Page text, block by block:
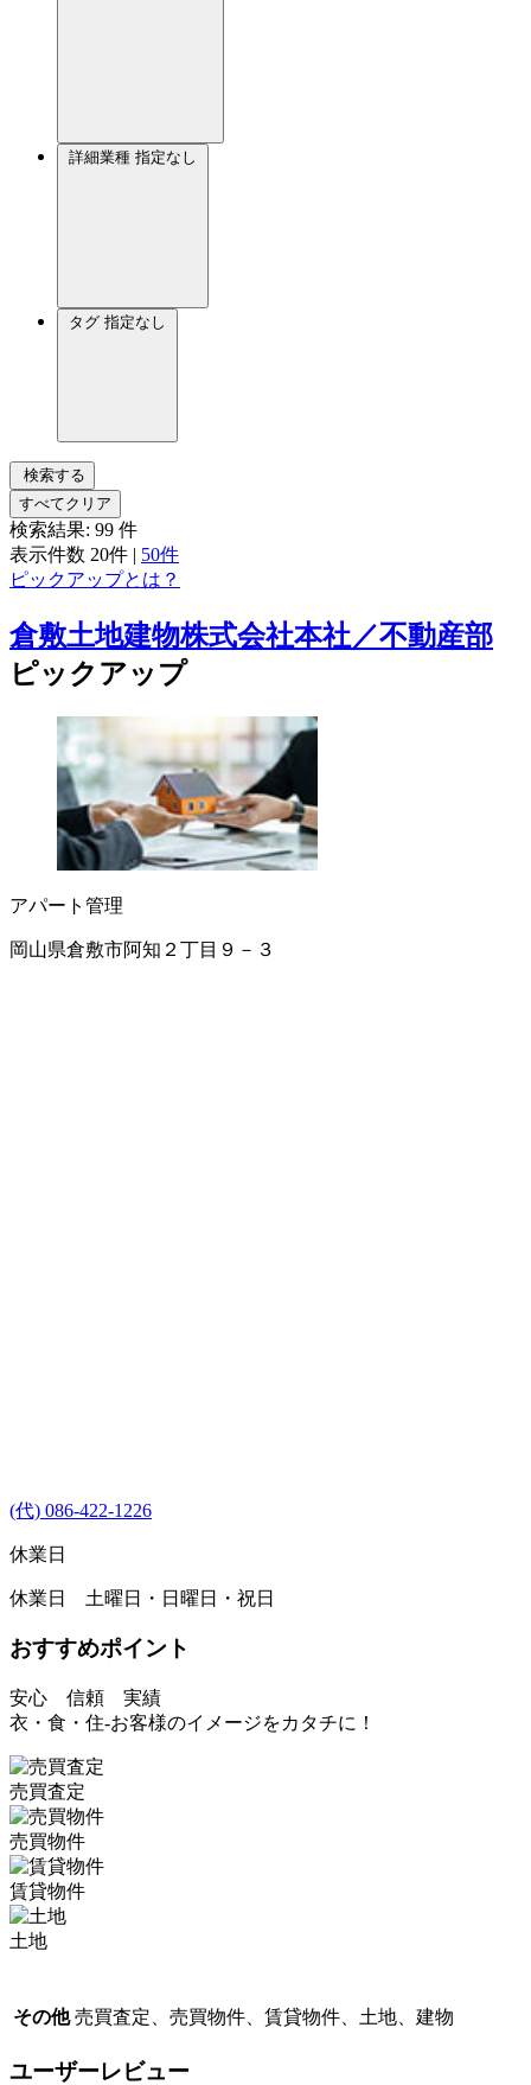
詳細業種 指定なし
タグ 指定なし
検索する
すべてクリア
検索結果: 99 件
表示件数 20件 | 50件
ピックアップとは？
倉敷土地建物株式会社本社／不動産部
ピックアップ
アパート管理
岡山県倉敷市阿知２丁目９－３
(代) 086-422-1226
休業日
休業日 土曜日・日曜日・祝日
おすすめポイント
安心 信頼 実績
衣・食・住-お客様のイメージをカタチに！
売買査定
売買物件
賃貸物件
土地
その他 売買査定、売買物件、賃貸物件、土地、建物
ユーザーレビュー